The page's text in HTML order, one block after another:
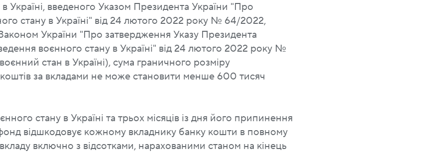
Україні, введеного Указом Президента України "Про
стану в Україні" від 24 лютого 2022 року № 64/2022,
України "Про затвердження Указу Президента
воєнного стану в Україні" від 24 лютого 2022 року №
стан в Україні), сума граничного розміру
за вкладами не може становити менше 600 тисяч
стану в Україні та трьох місяців із дня його припинення
відшкодовує кожному вкладнику банку кошти в повному
вкладу включно з відсотками, нарахованими станом на кінець